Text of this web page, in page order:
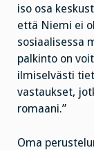
iso osa
että Niemi ei
sosiaalisessa
palkinto on
ilmiselvästi
vastaukset,
romaani.”
Oma